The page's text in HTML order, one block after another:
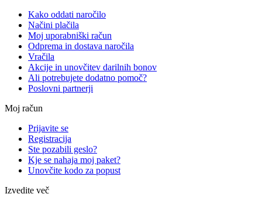
Kako oddati naročilo
Načini plačila
Moj uporabniški račun
Odprema in dostava naročila
Vračila
Akcije in unovčitev darilnih bonov
Ali potrebujete dodatno pomoč?
Poslovni partnerji
Moj račun
Prijavite se
Registracija
Ste pozabili geslo?
Kje se nahaja moj paket?
Unovčite kodo za popust
Izvedite več